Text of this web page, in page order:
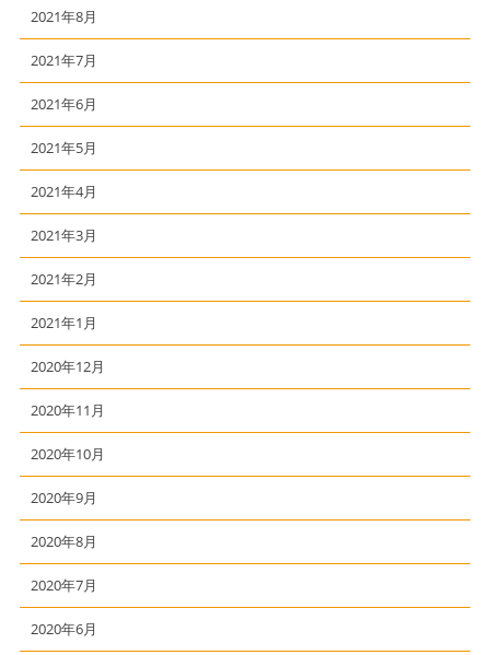
2021年8月
2021年7月
2021年6月
2021年5月
2021年4月
2021年3月
2021年2月
2021年1月
2020年12月
2020年11月
2020年10月
2020年9月
2020年8月
2020年7月
2020年6月